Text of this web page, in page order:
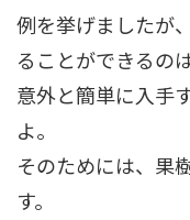
例を挙げましたが
ることができるの
意外と簡単に入手
よ。
そのためには、果
す。